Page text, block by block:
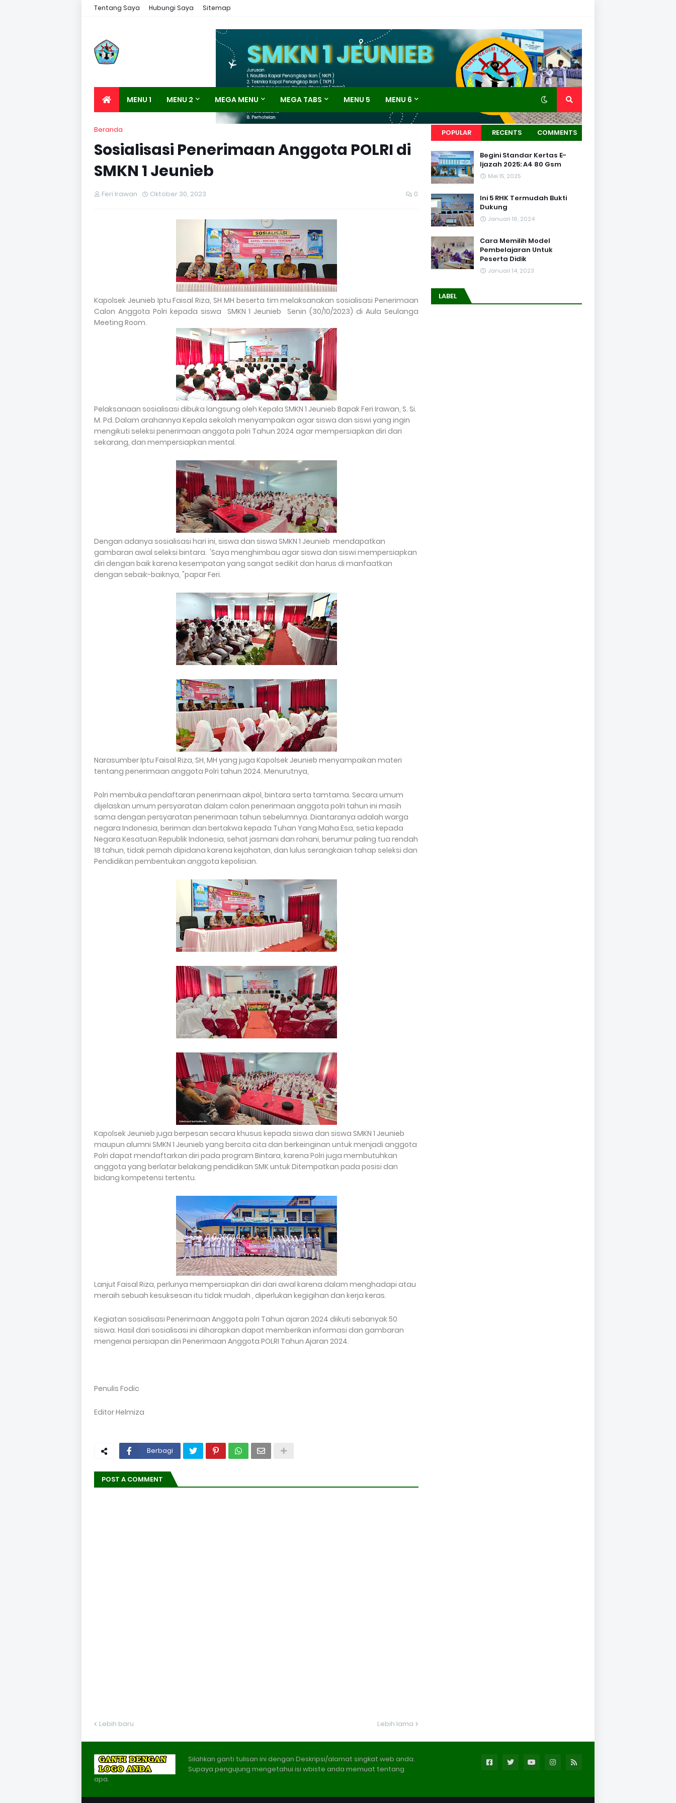
Tentang Saya Hubungi Saya Sitemap
MENU 1 MENU 2 MEGA MENU MEGA TABS MENU 5 MENU 6
Beranda
Sosialisasi Penerimaan Anggota POLRI di
SMKN 1 Jeunieb
Feri Irawan Oktober 30, 2023 0
Kapolsek Jeunieb Iptu Faisal Riza, SH MH beserta tim melaksanakan sosialisasi Penerimaan
Calon Anggota Polri kepada siswa SMKN 1 Jeunieb Senin (30/10/2023) di Aula Seulanga
Meeting Room.
Pelaksanaan sosialisasi dibuka langsung oleh Kepala SMKN 1 Jeunieb Bapak Feri Irawan, S. Si.
M. Pd. Dalam arahannya Kepala sekolah menyampaikan agar siswa dan siswi yang ingin
mengikuti seleksi penerimaan anggota polri Tahun 2024 agar mempersiapkan diri dari
sekarang, dan mempersiapkan mental.
Dengan adanya sosialisasi hari ini, siswa dan siswa SMKN 1 Jeunieb mendapatkan
gambaran awal seleksi bintara. 'Saya menghimbau agar siswa dan siswi mempersiapkan
diri dengan baik karena kesempatan yang sangat sedikit dan harus di manfaatkan
dengan sebaik-baiknya, "papar Feri.
Narasumber Iptu Faisal Riza, SH, MH yang juga Kapolsek Jeunieb menyampaikan materi
tentang penerimaan anggota Polri tahun 2024. Menurutnya,
Polri membuka pendaftaran penerimaan akpol, bintara serta tamtama. Secara umum
dijelaskan umum persyaratan dalam calon penerimaan anggota polri tahun ini masih
sama dengan persyaratan penerimaan tahun sebelumnya. Diantaranya adalah warga
negara Indonesia, beriman dan bertakwa kepada Tuhan Yang Maha Esa, setia kepada
Negara Kesatuan Republik Indonesia, sehat jasmani dan rohani, berumur paling tua rendah
18 tahun, tidak pernah dipidana karena kejahatan, dan lulus serangkaian tahap seleksi dan
Pendidikan pembentukan anggota kepolisian.
Kapolsek Jeunieb juga berpesan secara khusus kepada siswa dan siswa SMKN 1 Jeunieb
maupun alumni SMKN 1 Jeunieb yang bercita cita dan berkeinginan untuk menjadi anggota
Polri dapat mendaftarkan diri pada program Bintara, karena Polri juga membutuhkan
anggota yang berlatar belakang pendidikan SMK untuk Ditempatkan pada posisi dan
bidang kompetensi tertentu.
Lanjut Faisal Riza, perlunya mempersiapkan diri dari awal karena dalam menghadapi atau
meraih sebuah kesuksesan itu tidak mudah , diperlukan kegigihan dan kerja keras.
Kegiatan sosialisasi Penerimaan Anggota polri Tahun ajaran 2024 diikuti sebanyak 50
siswa. Hasil dari sosialisasi ini diharapkan dapat memberikan informasi dan gambaran
mengenai persiapan diri Penerimaan Anggota POLRI Tahun Ajaran 2024.
Penulis Fodic
Editor Helmiza
Berbagi
POST A COMMENT
Lebih baru Lebih lama
POPULAR RECENTS COMMENTS
Begini Standar Kertas E-
Ijazah 2025: A4 80 Gsm
Mei 15, 2025
Ini 5 RHK Termudah Bukti
Dukung
Januari 16, 2024
Cara Memilih Model
Pembelajaran Untuk
Peserta Didik
Januari 14, 2023
LABEL
Silahkan ganti tulisan ini dengan Deskripsi/alamat singkat web anda.
Supaya pengujung mengetahui isi wbiste anda memuat tentang
apa.